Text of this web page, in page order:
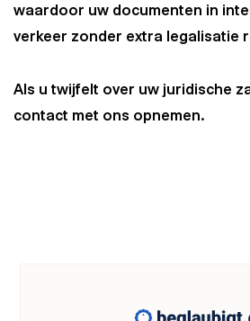
waardoor uw documenten in
verkeer zonder extra legalisatie
Als u twijfelt over uw juridische
contact met ons opnemen.